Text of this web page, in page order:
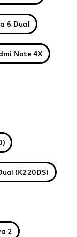
6 Dual
Note 4X
(K220DS)
2